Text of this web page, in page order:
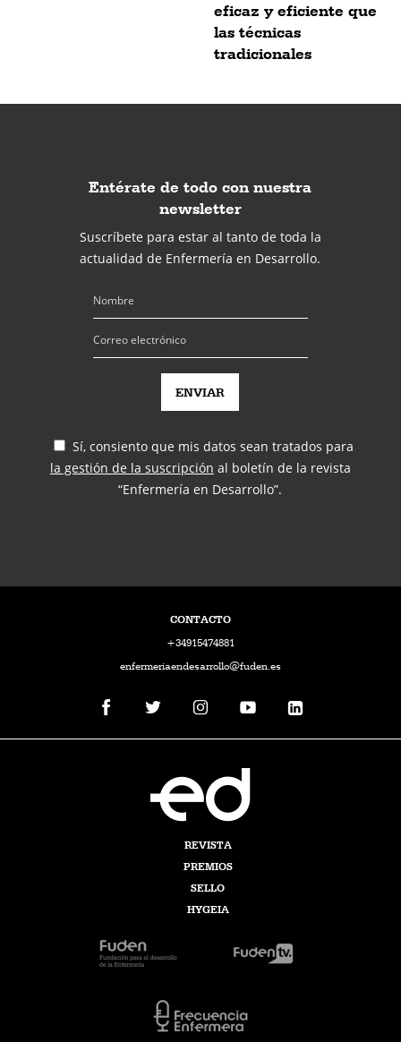
eficaz y eficiente que
las técnicas
tradicionales
Entérate de todo con nuestra
newsletter
Suscríbete para estar al tanto de toda la
actualidad de Enfermería en Desarrollo.
Sí, consiento que mis datos sean tratados para
la gestión de la suscripción al boletín de la revista
“Enfermería en Desarrollo”.
CONTACTO
+34915474881
enfermeriaendesarrollo@fuden.es
REVISTA
PREMIOS
SELLO
HYGEIA